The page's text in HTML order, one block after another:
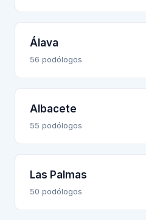
Álava
56 podólogos
Albacete
55 podólogos
Las Palmas
50 podólogos